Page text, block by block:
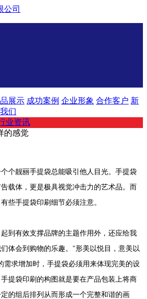
展示 成功案例 企业形象 合作客户 新
们
业资讯
的感觉
个靓丽手提袋总能吸引他人目光。手提袋
载体，更是极具视觉冲击力的艺术品。而
些手提袋印刷细节必须注意。
到有效支撑品牌的主题作用外，还应给我
体会到购物的乐趣。"形美以悦目，意美以
需求增加时，手提袋必须用来体现完美的设
提袋印刷的构图就是要在产品包装上将商
的组后排列从而形成一个完整和谐的画